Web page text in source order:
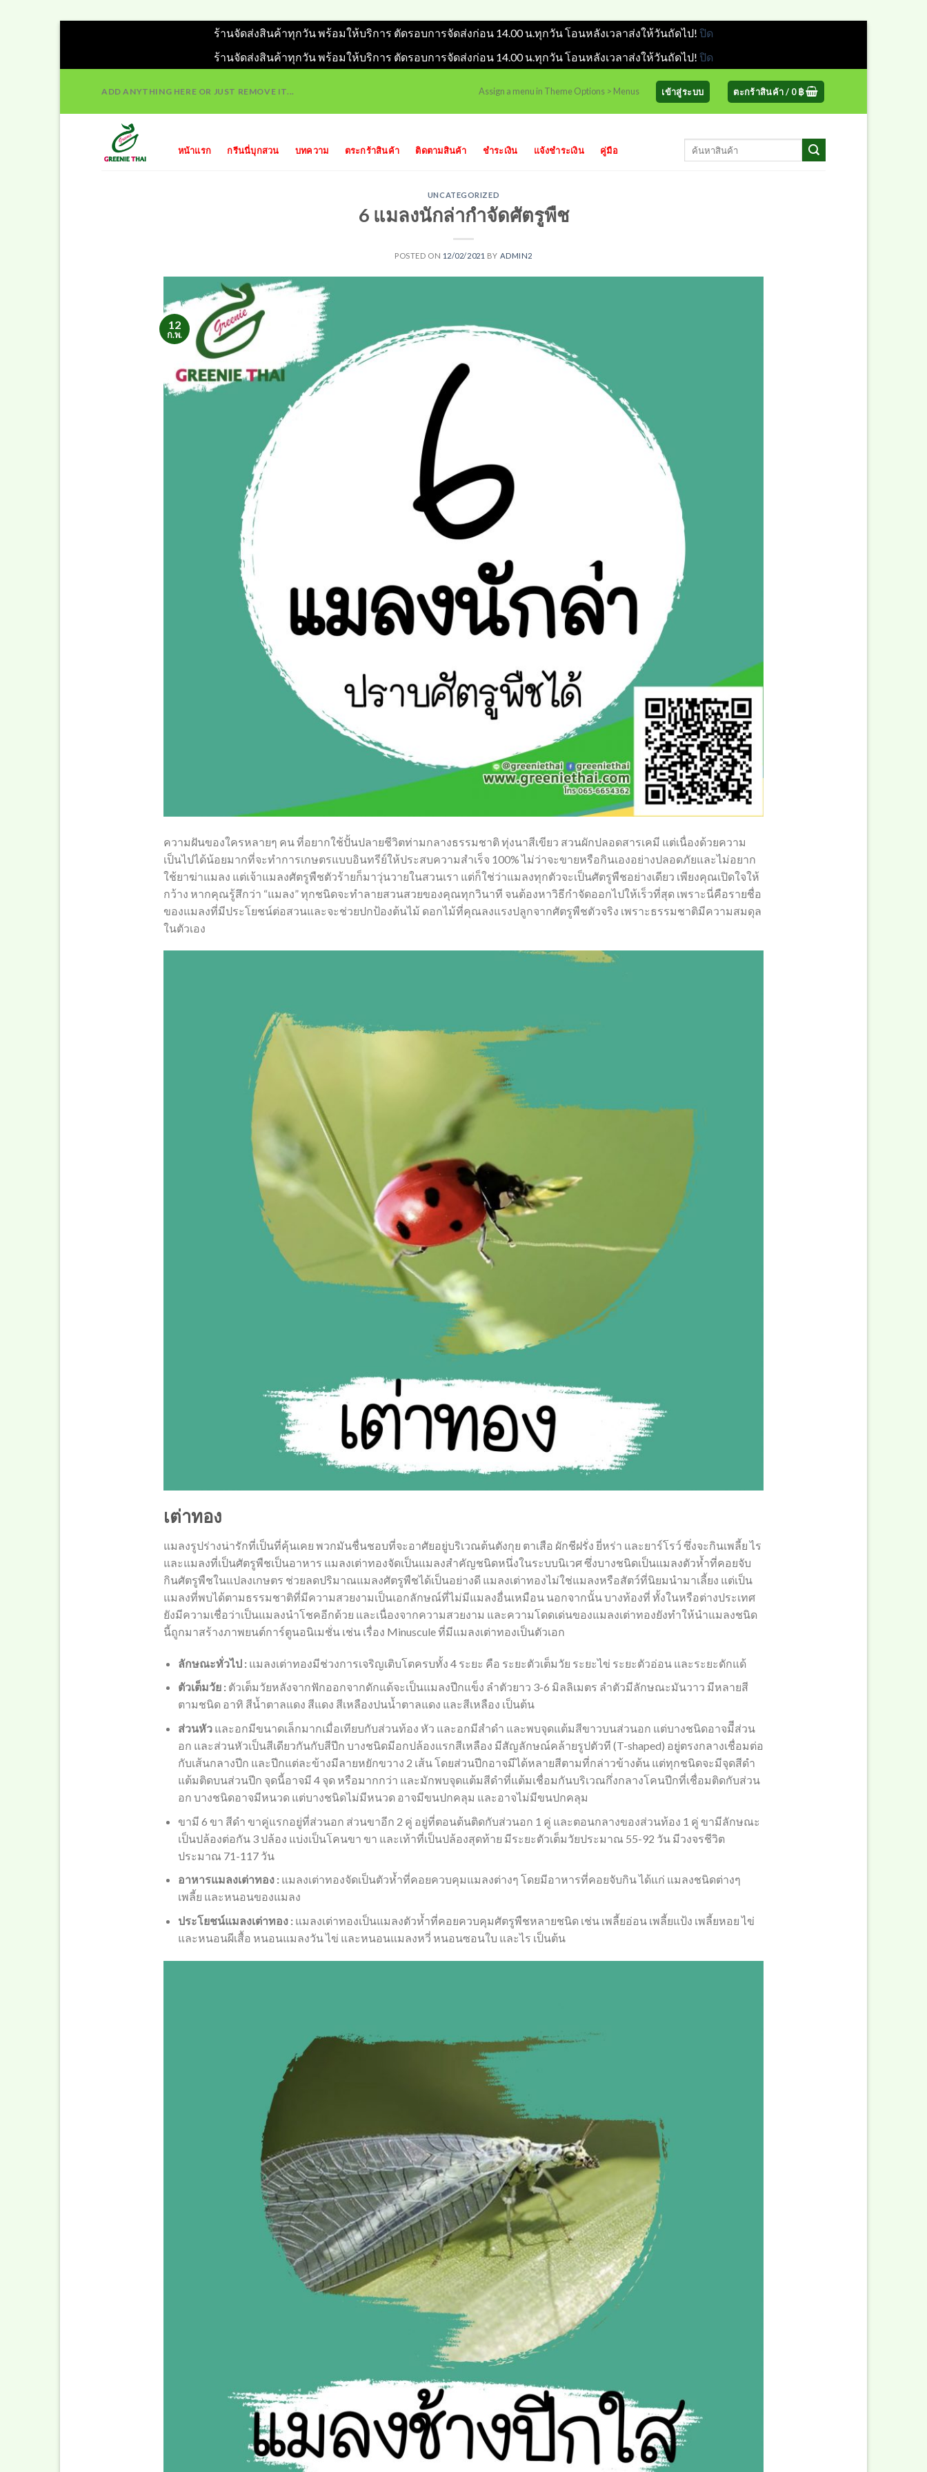
ร้านจัดส่งสินค้าทุกวัน พร้อมให้บริการ ตัดรอบการจัดส่งก่อน 14.00 น.ทุกวัน โอนหลังเวลาส่งให้วันถัดไป! ปิด
ร้านจัดส่งสินค้าทุกวัน พร้อมให้บริการ ตัดรอบการจัดส่งก่อน 14.00 น.ทุกวัน โอนหลังเวลาส่งให้วันถัดไป! ปิด
content
ADD ANYTHING HERE OR JUST REMOVE IT... Assign a menu in Theme Options > Menus เข้าสู่ระบบ ตะกร้าสินค้า / 0฿
หน้าแรก กรีนนี่บุกสวน บทความ ตระกร้าสินค้า ติดตามสินค้า ชำระเงิน แจ้งชำระเงิน คู่มือ
ค้นหา:
UNCATEGORIZED
6 แมลงนักล่ากำจัดศัตรูพืช
POSTED ON 12/02/2021 BY ADMIN2
12
ก.พ.
ความฝันของใครหลายๆ คน ที่อยากใช้ปั้นปลายชีวิตท่ามกลางธรรมชาติ ทุ่งนาสีเขียว สวนผักปลอดสารเคมี แต่เนื่องด้วยความ
เป็นไปได้น้อยมากที่จะทำการเกษตรแบบอินทรีย์ให้ประสบความสำเร็จ 100% ไม่ว่าจะขายหรือกินเองอย่างปลอดภัยและไม่อยาก
ใช้ยาฆ่าแมลง แต่เจ้าแมลงศัตรูพืชตัวร้ายก็มาวุ่นวายในสวนเรา แต่ก็ใช่ว่าแมลงทุกตัวจะเป็นศัตรูพืชอย่างเดียว เพียงคุณเปิดใจให้
กว้าง หากคุณรู้สึกว่า “แมลง” ทุกชนิดจะทำลายสวนสวยของคุณทุกวินาที จนต้องหาวิธีกำจัดออกไปให้เร็วที่สุด เพราะนี่คือรายชื่อ
ของแมลงที่มีประโยชน์ต่อสวนและจะช่วยปกป้องต้นไม้ ดอกไม้ที่คุณลงแรงปลูกจากศัตรูพืชตัวจริง เพราะธรรมชาติมีความสมดุล
ในตัวเอง
เต่าทอง
แมลงรูปร่างน่ารักที่เป็นที่คุ้นเคย พวกมันชื่นชอบที่จะอาศัยอยู่บริเวณต้นตังกุย ตาเสือ ผักชีฝรั่ง ยี่หร่า และยาร์โรว์ ซึ่งจะกินเพลี้ย ไร
และแมลงที่เป็นศัตรูพืชเป็นอาหาร แมลงเต่าทองจัดเป็นแมลงสำคัญชนิดหนึ่งในระบบนิเวศ ซึ่งบางชนิดเป็นแมลงตัวห้ำที่คอยจับ
กินศัตรูพืชในแปลงเกษตร ช่วยลดปริมาณแมลงศัตรูพืชได้เป็นอย่างดี แมลงเต่าทองไม่ใช่แมลงหรือสัตว์ที่นิยมนำมาเลี้ยง แต่เป็น
แมลงที่พบได้ตามธรรมชาติที่มีความสวยงามเป็นเอกลักษณ์ที่ไม่มีแมลงอื่นเหมือน นอกจากนั้น บางท้องที่ ทั้งในหรือต่างประเทศ
ยังมีความเชื่อว่าเป็นแมลงนำโชคอีกด้วย และเนื่องจากความสวยงาม และความโดดเด่นของแมลงเต่าทองยังทำให้นำแมลงชนิด
นี้ถูกมาสร้างภาพยนต์การ์ตูนอนิเมชั่น เช่น เรื่อง Minuscule ที่มีแมลงเต่าทองเป็นตัวเอก
ลักษณะทั่วไป :แมลงเต่าทองมีช่วงการเจริญเติบโตครบทั้ง 4 ระยะ คือ ระยะตัวเต็มวัย ระยะไข่ ระยะตัวอ่อน และระยะดักแด้
ตัวเต็มวัย :ตัวเต็มวัยหลังจากฟักออกจากดักแด้จะเป็นแมลงปีกแข็ง ลำตัวยาว 3-6 มิลลิเมตร ลำตัวมีลักษณะมันวาว มีหลายสี
ตามชนิด อาทิ สีน้ำตาลแดง สีแดง สีเหลืองปนน้ำตาลแดง และสีเหลือง เป็นต้น
ส่วนหัว และอกมีขนาดเล็กมากเมื่อเทียบกับส่วนท้อง หัว และอกมีสำดำ และพบจุดแต้มสีขาวบนส่วนอก แต่บางชนิดอาจมีีส่วน
อก และส่วนหัวเป็นสีเดียวกันกับสีปีก บางชนิดมีอกปล้องแรกสีเหลือง มีสัญลักษณ์คล้ายรูปตัวที (T-shaped) อยู่ตรงกลางเชื่อมต่อ
กับเส้นกลางปีก และปีกแต่ละข้างมีลายหยักขวาง 2 เส้น โดยส่วนปีกอาจมีได้หลายสีตามที่กล่าวข้างต้น แต่ทุกชนิดจะมีจุดสีดำ
แต้มติดบนส่วนปีก จุดนี้อาจมี 4 จุด หรือมากกว่า และมักพบจุดแต้มสีดำที่แต้มเชื่อมกันบริเวณกึ่งกลางโคนปีกที่เชื่อมติดกับส่วน
อก บางชนิดอาจมีหนวด แต่บางชนิดไม่มีหนวด อาจมีขนปกคลุม และอาจไม่มีขนปกคลุม
ขามี 6 ขา สีดำ ขาคู่แรกอยู่ที่ส่วนอก ส่วนขาอีก 2 คู่ อยู่ที่ตอนต้นติดกับส่วนอก 1 คู่ และตอนกลางของส่วนท้อง 1 คู่ ขามีลักษณะ
เป็นปล้องต่อกัน 3 ปล้อง แบ่งเป็นโคนขา ขา และเท้าที่เป็นปล้องสุดท้าย มีระยะตัวเต็มวัยประมาณ 55-92 วัน มีวงจรชีวิต
ประมาณ 71-117 วัน
อาหารแมลงเต่าทอง : แมลงเต่าทองจัดเป็นตัวห้ำที่คอยควบคุมแมลงต่างๆ โดยมีอาหารที่คอยจับกิน ได้แก่ แมลงชนิดต่างๆ
เพลี้ย และหนอนของแมลง
ประโยชน์แมลงเต่าทอง : แมลงเต่าทองเป็นแมลงตัวห้ำที่คอยควบคุมศัตรูพืชหลายชนิด เช่น เพลี้ยอ่อน เพลี้ยแป้ง เพลี้ยหอย ไข่
และหนอนผีเสื้อ หนอนแมลงวัน ไข่ และหนอนแมลงหวี่ หนอนซอนใบ และไร เป็นต้น